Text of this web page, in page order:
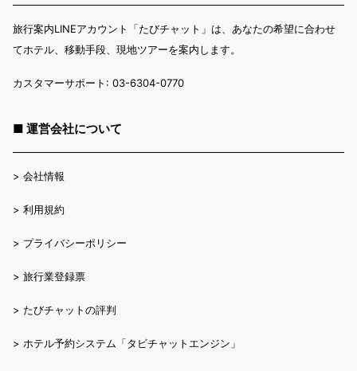
旅行案内LINEアカウント「たびチャット」は、あなたの希望に合わせ
てホテル、移動手段、現地ツアーを案内します。
カスタマーサポート: 03-6304-0770
■ 運営会社について
> 会社情報
> 利用規約
> プライバシーポリシー
> 旅行業登録票
> たびチャットの評判
> ホテル予約システム「タビチャットエンジン」